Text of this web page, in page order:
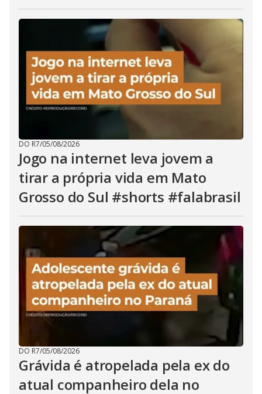
DO R7/05/08/2026
Jogo na internet leva jovem a
tirar a própria vida em Mato
Grosso do Sul #shorts #falabrasil
DO R7/05/08/2026
Grávida é atropelada pela ex do
atual companheiro dela no